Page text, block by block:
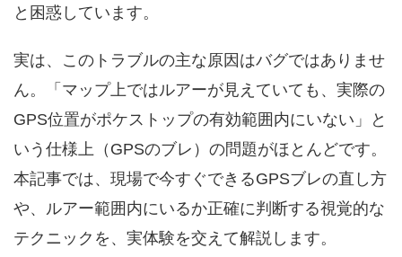
と困惑しています。
実は、このトラブルの主な原因はバグではありませ
ん。「マップ上ではルアーが見えていても、実際の
GPS位置がポケストップの有効範囲内にいない」と
いう仕様上（GPSのブレ）の問題がほとんどです。
本記事では、現場で今すぐできるGPSブレの直し方
や、ルアー範囲内にいるか正確に判断する視覚的な
テクニックを、実体験を交えて解説します。